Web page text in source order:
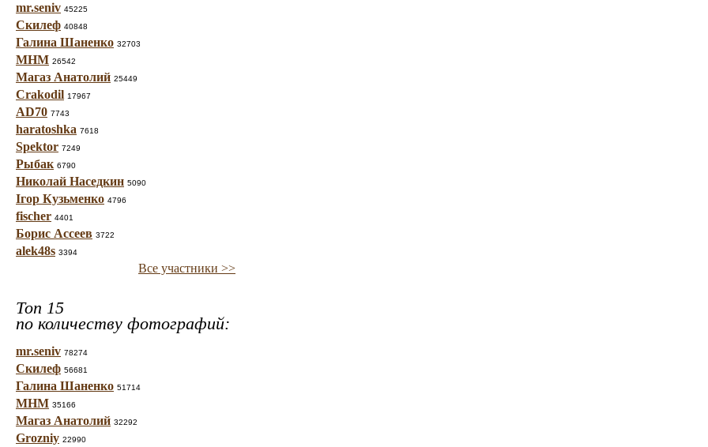
mr.seniv 45225
Скилеф 40848
Галина Шаненко 32703
МНМ 26542
Магаз Анатолий 25449
Crakodil 17967
AD70 7743
haratoshka 7618
Spektor 7249
Рыбак 6790
Николай Наседкин 5090
Ігор Кузьменко 4796
fischer 4401
Борис Ассеев 3722
alek48s 3394
Все участники >>
Топ 15
по количеству фотографий:
mr.seniv 78274
Скилеф 56681
Галина Шаненко 51714
МНМ 35166
Магаз Анатолий 32292
Grozniy 22990